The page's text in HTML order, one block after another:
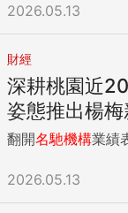
2026.05.13
財經
深耕桃園近
姿態推出楊梅
翻開名馳機構業績
2026.05.13